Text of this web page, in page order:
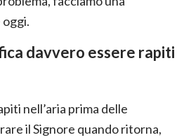
davvero essere rapiti
nell’aria prima delle
il Signore quando ritorna,